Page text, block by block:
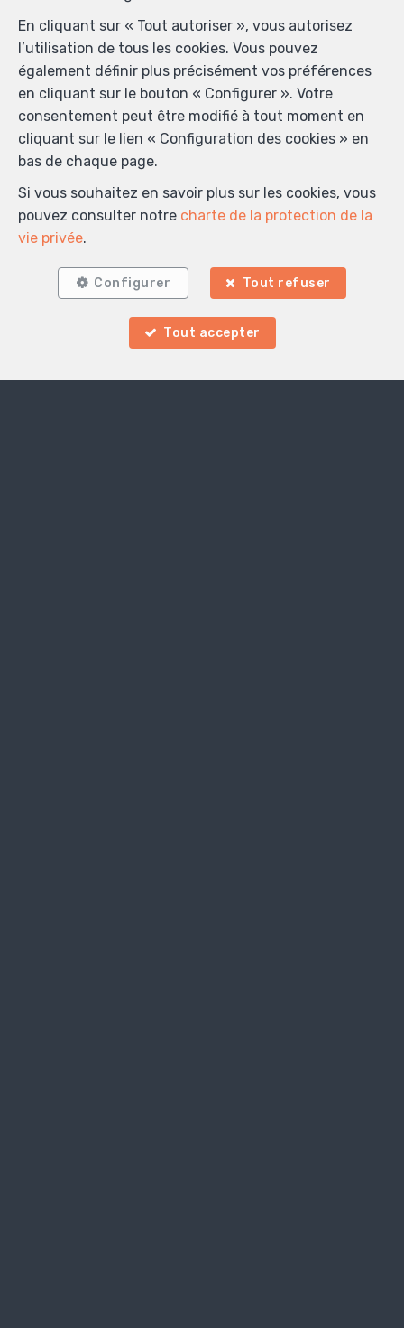
Localiser sur la carte
En cliquant sur « Tout autoriser », vous autorisez
l’utilisation de tous les cookies. Vous pouvez
également définir plus précisément vos préférences
en cliquant sur le bouton « Configurer ». Votre
consentement peut être modifié à tout moment en
cliquant sur le lien « Configuration des cookies » en
bas de chaque page.
Si vous souhaitez en savoir plus sur les cookies, vous
pouvez consulter notre charte de la protection de la
vie privée.
Configurer Tout refuser
Tout accepter